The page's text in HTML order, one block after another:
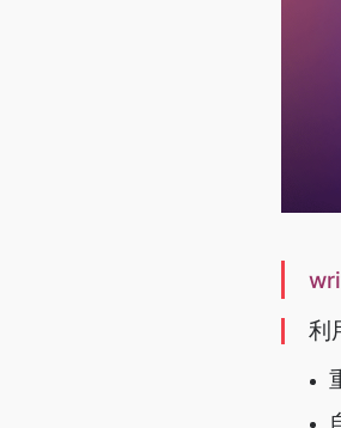
利